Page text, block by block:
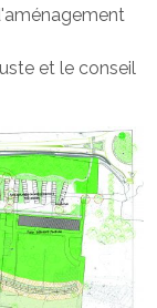
et le conseil